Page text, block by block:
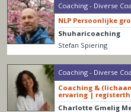
Coaching - Diverse
NLP Persoonlijke
Shuharicoaching
Stefan Spiering
Coaching - Diverse
Coaching &
ervaring |
Charlotte Gmelig